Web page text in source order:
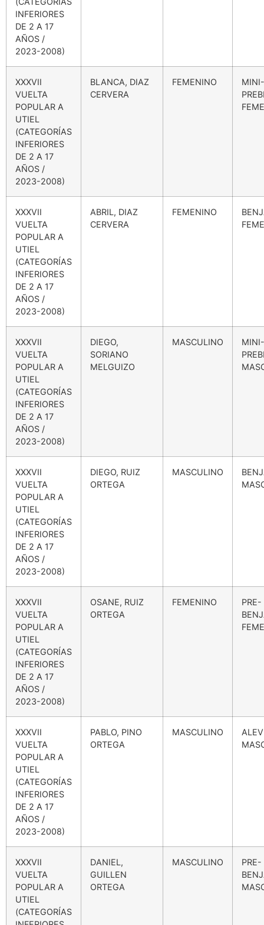
INFERIORES
DE 2 A 17
AÑOS /
2023-2008)
XXXVII
VUELTA
POPULAR A
UTIEL
(CATEGORÍAS
INFERIORES
DE 2 A 17
AÑOS /
2023-2008)
BLANCA, DIAZ
CERVERA
FEMENINO
MINI-
XXXVII
VUELTA
POPULAR A
UTIEL
(CATEGORÍAS
INFERIORES
DE 2 A 17
AÑOS /
2023-2008)
ABRIL, DIAZ
CERVERA
FEMENINO
XXXVII
VUELTA
POPULAR A
UTIEL
(CATEGORÍAS
INFERIORES
DE 2 A 17
AÑOS /
2023-2008)
DIEGO,
SORIANO
MELGUIZO
MASCULINO
MINI-
XXXVII
VUELTA
POPULAR A
UTIEL
(CATEGORÍAS
INFERIORES
DE 2 A 17
AÑOS /
2023-2008)
DIEGO, RUIZ
ORTEGA
MASCULINO
XXXVII
VUELTA
POPULAR A
UTIEL
(CATEGORÍAS
INFERIORES
DE 2 A 17
AÑOS /
2023-2008)
OSANE, RUIZ
ORTEGA
FEMENINO
PRE-
XXXVII
VUELTA
POPULAR A
UTIEL
(CATEGORÍAS
INFERIORES
DE 2 A 17
AÑOS /
2023-2008)
PABLO, PINO
ORTEGA
MASCULINO
XXXVII
VUELTA
POPULAR A
UTIEL
(CATEGORÍAS
DANIEL,
GUILLEN
ORTEGA
MASCULINO
PRE-